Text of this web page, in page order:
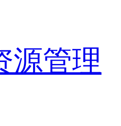
源管理